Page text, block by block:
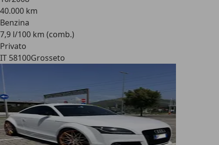
40.000 km
Benzina
7,9 l/100 km (comb.)
Privato
IT 58100Grosseto